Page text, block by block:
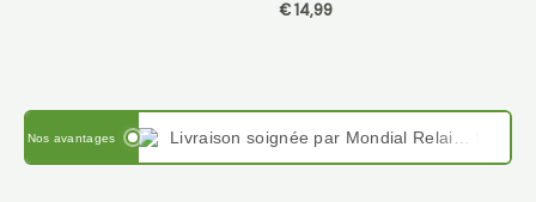
€14,99
Nos avantages